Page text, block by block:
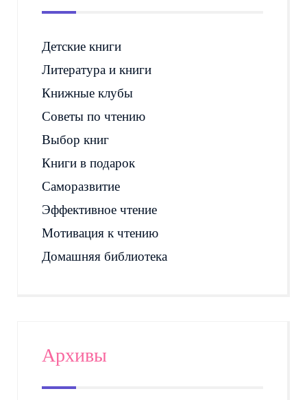
Детские книги
Литература и книги
Книжные клубы
Советы по чтению
Выбор книг
Книги в подарок
Саморазвитие
Эффективное чтение
Мотивация к чтению
Домашняя библиотека
Архивы